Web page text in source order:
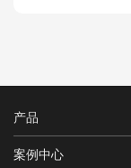
产品
案例中心